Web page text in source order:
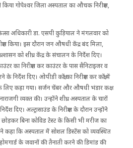
गोपेश्वर जिला अस्पताल का औचक निरीक्षण,
अधिकारी डा. एसपी कुड़ियाल ने मंगलवार को
किया। इस दौरान जन औषधी केंद्र बंद मिला,
को शीघ्र केंद्र के संचालन के निर्देश दिए।
का निरीक्षण कर काउंटर के पास सैनिटाइजर व
दिए। ओपीडी कक्षों का निरीक्षण कर कक्षों में
कहा गया। सर्जन चेंबर और औषधी भंडार कक्ष
व्यक्त की। उन्होंने शीघ्र अस्पताल के चारों
दिए। अल्ट्रासाउंड के निरीक्षण के दौरान उन्होंने
बिना कोविड टेस्ट के किसी भी मरीज का
कहा कि अस्पताल में सोशल डिस्टेंस को व्यवस्थित
के जवानों की तैनाती करने की डिमांड की